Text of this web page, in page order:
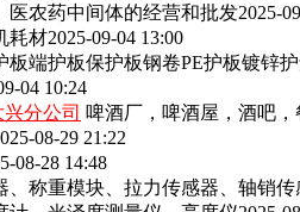
医农药中间体的经营和批发2025-
耗材2025-09-04 13:00
板端护板保护板钢卷PE护板镀锌
04 10:24
分公司 啤酒厂，啤酒屋，酒吧，
08-29 21:22
08-28 14:48
、称重模块、拉力传感器、轴销